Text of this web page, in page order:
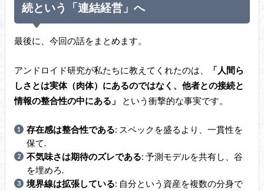
続という「連結経営」へ
最後に、今回の話をまとめます。
アンドロイド研究が私たちに教えてくれたのは、
「人間ら
しさとは実体（肉体）にあるのではなく、他者との接続と
情報の整合性の中にある」
という衝撃的な事実です。
存在感は整合性である: スペックを盛るより、一貫性を
保て.
不気味さは期待のズレである: 予測モデルを共有し、谷
を埋めろ.
境界線は拡張している: 自分という資産を複数の分身で